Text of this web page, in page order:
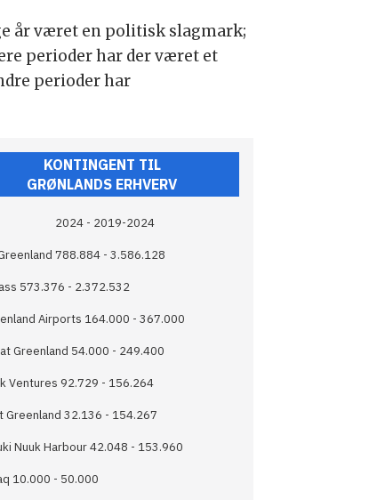
år været en politisk slagmark;
perioder har der været et
perioder har
KONTINGENT TIL
GRØNLANDS ERHVERV
- 2019-2024
788.884 - 3.586.128
573.376 - 2.372.532
Airports 164.000 - 367.000
Greenland 54.000 - 249.400
Ventures 92.729 - 156.264
Greenland 32.136 - 154.267
Nuuk Harbour 42.048 - 153.960
10.000 - 50.000